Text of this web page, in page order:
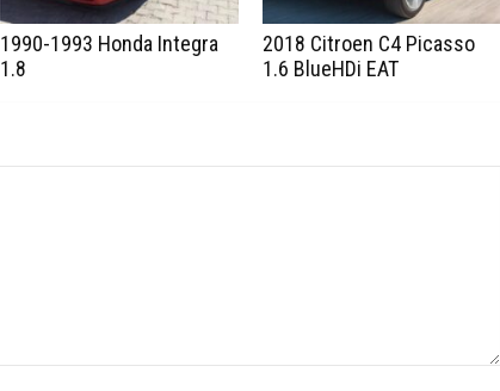
1990-1993 Honda Integra
1.8
2018 Citroen C4 Picasso
1.6 BlueHDi EAT